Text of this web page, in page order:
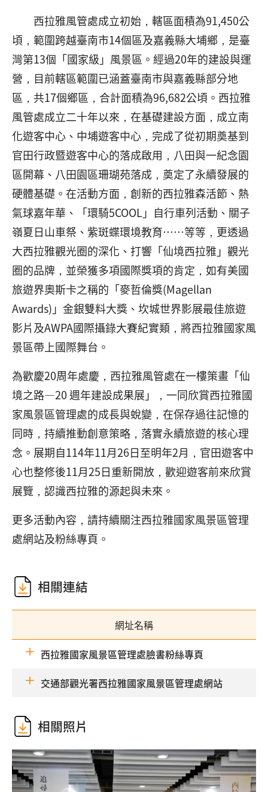
西拉雅風管處成立初始，轄區面積為91,450公
頃，範圍跨越臺南市14個區及嘉義縣大埔鄉，是臺
灣第13個「國家級」風景區。經過20年的建設與運
營，目前轄區範圍已涵蓋臺南市與嘉義縣部分地
區，共17個鄉區，合計面積為96,682公頃。西拉雅
風管處成立二十年以來，在基礎建設方面，成立南
化遊客中心、中埔遊客中心，完成了從初期奠基到
官田行政暨遊客中心的落成啟用，八田與一紀念園
區開幕、八田園區珊瑚苑落成，奠定了永續發展的
硬體基礎。在活動方面，創新的西拉雅森活節、熱
氣球嘉年華、「環騎5COOL」自行車列活動、關子
嶺夏日山車祭、紫斑蝶環境教育……等等，更透過
大西拉雅觀光圈的深化、打響「仙境西拉雅」觀光
圈的品牌，並榮獲多項國際獎項的肯定，如有美國
旅遊界奧斯卡之稱的「麥哲倫獎(Magellan
Awards)」金銀雙料大獎、坎城世界影展最佳旅遊
影片及AWPA國際攝錄大賽紀實類，將西拉雅國家風
景區帶上國際舞台。
為歡慶20周年處慶，西拉雅風管處在一樓策畫「仙
境之路—20 週年建設成果展」，一同欣賞西拉雅國
家風景區管理處的成長與蛻變，在保存過往記憶的
同時，持續推動創意策略，落實永續旅遊的核心理
念。展期自114年11月26日至明年2月，官田遊客中
心也整修後11月25日重新開放，歡迎遊客前來欣賞
展覽，認識西拉雅的源起與未來。
更多活動內容，請持續關注西拉雅國家風景區管理
處網站及粉絲專頁。
相關連結
網址名稱
西拉雅國家風景區管理處臉書粉絲專頁
交通部觀光署西拉雅國家風景區管理處網站
相關照片